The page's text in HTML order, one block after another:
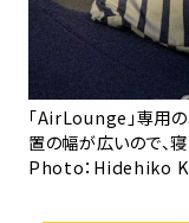
「AirLounge」専用
置の幅が広いので、
Photo：Hidehiko